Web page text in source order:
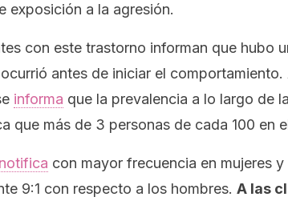
exposición a la agresión.
con este trastorno informan que hubo
antes de iniciar el comportamiento.
informa que la prevalencia a lo largo de
que más de 3 personas de cada 100 en
notifica con mayor frecuencia en mujeres
9:1 con respecto a los hombres. A las